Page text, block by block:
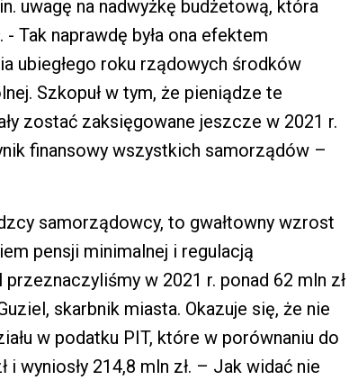
uwagę na nadwyżkę budżetową, która
- Tak naprawdę była ona efektem
ubiegłego roku rządowych środków
Szkopuł w tym, że pieniądze te
zostać zaksięgowane jeszcze w 2021 r.
finansowy wszystkich samorządów –
samorządowcy, to gwałtowny wzrost
pensji minimalnej i regulacją
w 2021 r. ponad 62 mln zł
skarbnik miasta. Okazuje się, że nie
w podatku PIT, które w porównaniu do
i wyniosły 214,8 mln zł. – Jak widać nie